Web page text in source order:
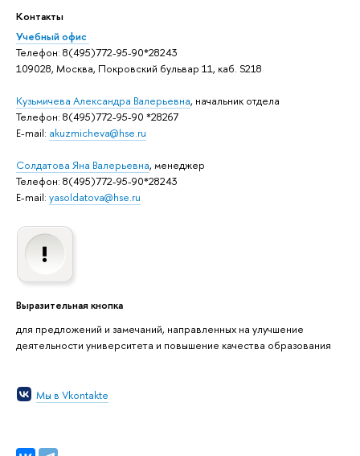
Контакты
Учебный офис
Телефон: 8(495)772-95-90*28243
109028, Москва, Покровский бульвар 11, каб. S218
Кузьмичева Александра Валерьевна, начальник отдела
Телефон: 8(495)772-95-90 *28267
E-mail: akuzmicheva@hse.ru
Солдатова Яна Валерьевна, менеджер
Телефон: 8(495)772-95-90*28243
E-mail: yasoldatova@hse.ru
Выразительная кнопка
для предложений и замечаний, направленных на улучшение
деятельности университета и повышение качества образования
Мы в Vkontakte